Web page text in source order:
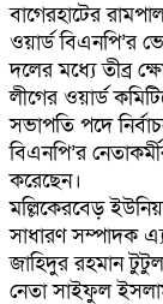
বাগেরহাটের
ওয়ার্ড বিএনপি’র
দলের মধ্যে তীব্র
লীগের ওয়ার্ড
সভাপতি পদে
বিএনপি’র
করেছেন।
মল্লিকেরবেড়
সাধারণ সম্পাদক
জাহিদুর রহমান
নেতা সাইফুল